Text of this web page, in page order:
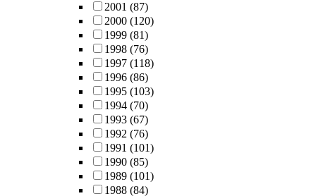
2001 (87)
2000 (120)
1999 (81)
1998 (76)
1997 (118)
1996 (86)
1995 (103)
1994 (70)
1993 (67)
1992 (76)
1991 (101)
1990 (85)
1989 (101)
1988 (84)